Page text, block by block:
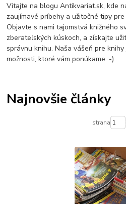
platobná brána
platba kartou
výročie antikvariátu
o nás
Bardejovský antikvariát
knihy zadarmo
Vitajte na blogu Antikvariat.sk, kde
zaujímavé príbehy a užitočné tipy
Objavte s nami tajomstvá knižného
zberateľských kúskoch, a získajte
správnu knihu. Naša vášeň pre
možnosti, ktoré vám ponúkame :-)
Najnovšie články
strana